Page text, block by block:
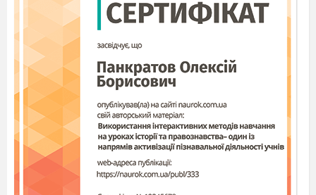
2) Як звали півника в українській народній
казці
„Колосок”? (Голосисте Горлечко)
3) В чий будиночок забралась коза-дереза?
(Зайчика)
4) ) Що забрала морська відьма у Русалоньки в
обмін на ноги? (Голос.)
5) На кого перетворилось гидке каченя? (На
лебедя)
6) Курка, яка несе золоті яйця? ( Курочка Ряба)